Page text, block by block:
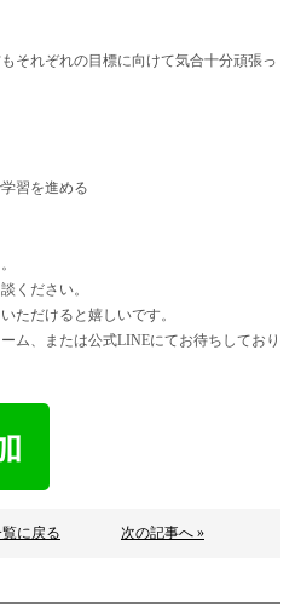
それぞれの目標に向けて気合十分頑張っ
習を進める
ください。
ただけると嬉しいです。
ム、または公式LINEにてお待ちしており
に戻る 次の記事へ »